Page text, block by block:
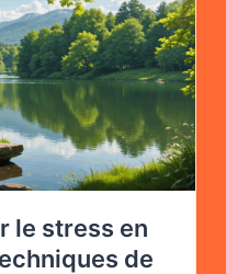
le stress en
de